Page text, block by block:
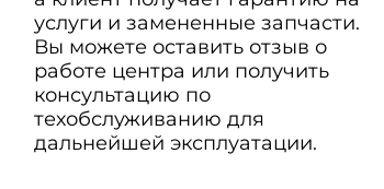
услуги и замененные запчасти.
Вы можете оставить отзыв о
работе центра или получить
консультацию по
техобслуживанию для
дальнейшей эксплуатации.